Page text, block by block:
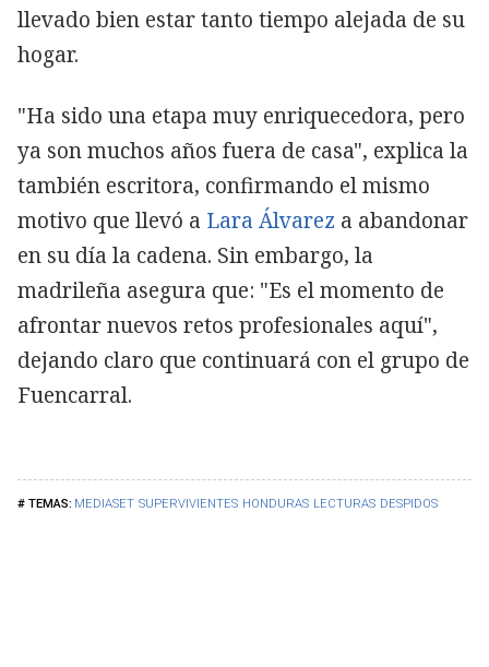
MEDIASET SUPERVIVIENTES HONDURAS LECTURAS DESPIDOS
llevado bien estar tanto tiempo alejada de su
hogar.
"Ha sido una etapa muy enriquecedora, pero
ya son muchos años fuera de casa", explica la
también escritora, confirmando el mismo
motivo que llevó a Lara Álvarez a abandonar
en su día la cadena. Sin embargo, la
madrileña asegura que: "Es el momento de
afrontar nuevos retos profesionales aquí",
dejando claro que continuará con el grupo de
Fuencarral.